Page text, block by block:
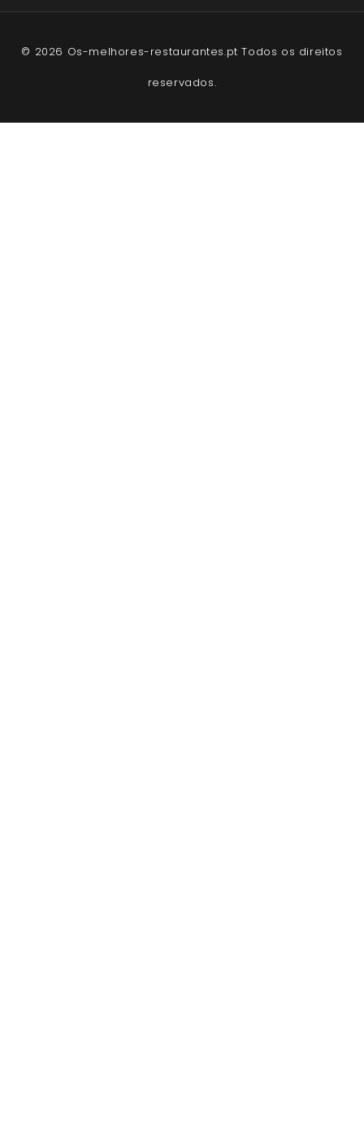
© 2026 Os-melhores-restaurantes.pt Todos os direitos
reservados.